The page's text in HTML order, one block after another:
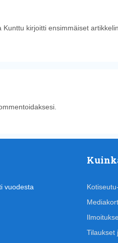
Kunttu kirjoitti ensimmäiset
vuodesta
Tilaukset